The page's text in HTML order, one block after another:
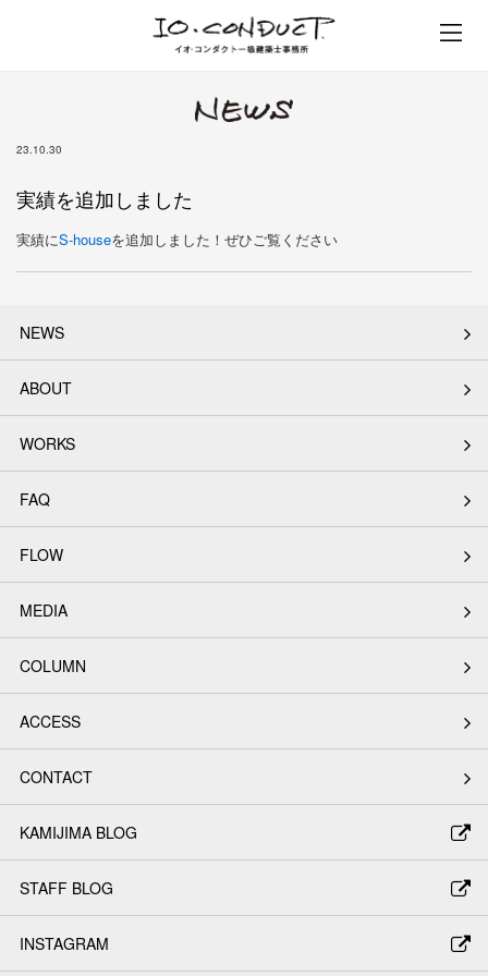
イオ・コンダクト一級建築士
23.10.30
実績を追加しました
実績にS-houseを追加しました！ぜひご覧ください
NEWS
ABOUT
WORKS
FAQ
FLOW
MEDIA
COLUMN
ACCESS
CONTACT
KAMIJIMA BLOG
STAFF BLOG
INSTAGRAM